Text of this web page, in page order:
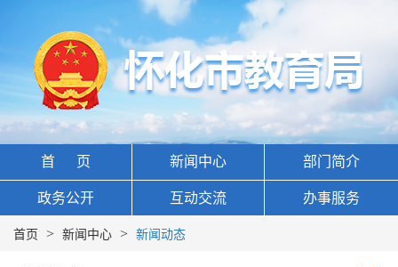
首 页 新闻中心 部门简介
政务公开 互动交流 办事服务
首页 > 新闻中心 > 新闻动态